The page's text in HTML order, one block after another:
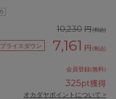
10,230 円(税込)
プライスダウン 7,161 円 (税込)
会員登録(無料)
325pt獲得
オカダヤポイントについて >